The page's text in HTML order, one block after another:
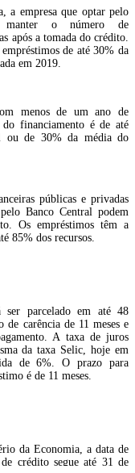
a empresa que optar pelo
manter o número de
após a tomada do crédito.
de até 30% da
em 2019.
menos de um ano de
financiamento é de até
ou de 30% da média do
públicas e privadas
Banco Central podem
Os empréstimos têm a
85% dos recursos.
ser parcelado em até 48
de carência de 11 meses e
A taxa de juros
da taxa Selic, hoje em
de 6%. O prazo para
é de 11 meses.
da Economia, a data de
crédito segue até 31 de